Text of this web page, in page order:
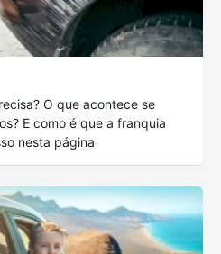
O que acontece se
E como é que a franquia
nesta página